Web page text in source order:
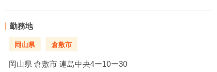
勤務地
岡山県 倉敷市
岡山県 倉敷市 連島中央4ー10ー30